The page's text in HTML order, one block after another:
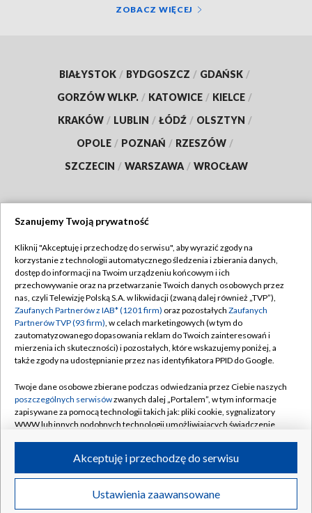
ZOBACZ WIĘCEJ
BIAŁYSTOK / BYDGOSZCZ / GDAŃSK /
GORZÓW WLKP. / KATOWICE / KIELCE /
KRAKÓW / LUBLIN / ŁÓDŹ / OLSZTYN /
OPOLE / POZNAŃ / RZESZÓW /
SZCZECIN / WARSZAWA / WROCŁAW
TVP
Abonament TVP
Emisja w TVP
Centrum informacji TVP
Naziemna Telewizja Cyfrowa
Rada Programowa
System NOS
Informacje o nadawcy
Program dla prasy
Ogłoszenie przetargowe
Regulamin TVP
Polityka prywatności
Moje zgody
Pomoc
Kontakt
Kanały
©2026 Telewizja Polska S.A. w likwidacji
Szanujemy Twoją prywatność
Kliknij "Akceptuję i przechodzę do serwisu", aby wyrazić zgody na
korzystanie z technologii automatycznego śledzenia i zbierania danych,
dostęp do informacji na Twoim urządzeniu końcowym i ich
przechowywanie oraz na przetwarzanie Twoich danych osobowych przez
nas, czyli Telewizję Polską S.A. w likwidacji (zwaną dalej również „TVP”),
Zaufanych Partnerów z IAB* (1201 firm) oraz pozostałych Zaufanych
Partnerów TVP (93 firm), w celach marketingowych (w tym do
zautomatyzowanego dopasowania reklam do Twoich zainteresowań i
mierzenia ich skuteczności) i pozostałych, które wskazujemy poniżej, a
także zgody na udostępnianie przez nas identyfikatora PPID do Google.
Twoje dane osobowe zbierane podczas odwiedzania przez Ciebie naszych
poszczególnych serwisówzwanych dalej „Portalem”, w tym informacje
zapisywane za pomocą technologii takich jak: pliki cookie, sygnalizatory
WWW lub innych podobnych technologii umożliwiających świadczenie
ruchu w Internecie.
Twoje dane osobowe zbierane podczas odwiedzania przez Ciebie
poszczególnych serwisówna Portalu, takie jak adresy IP, identyfikatory
Ustawienia zaawansowane
Akceptuję i przechodzę do serwisu